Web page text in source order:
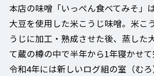
本店の味噌「いっぺん食べてみそ」
大豆を使用した米こうじ味噌。米こ
うじに加工・熟成させた後、蒸した
て蔵の樽の中で半年から1年寝かせて
令和4年には新しいログ組の室（む